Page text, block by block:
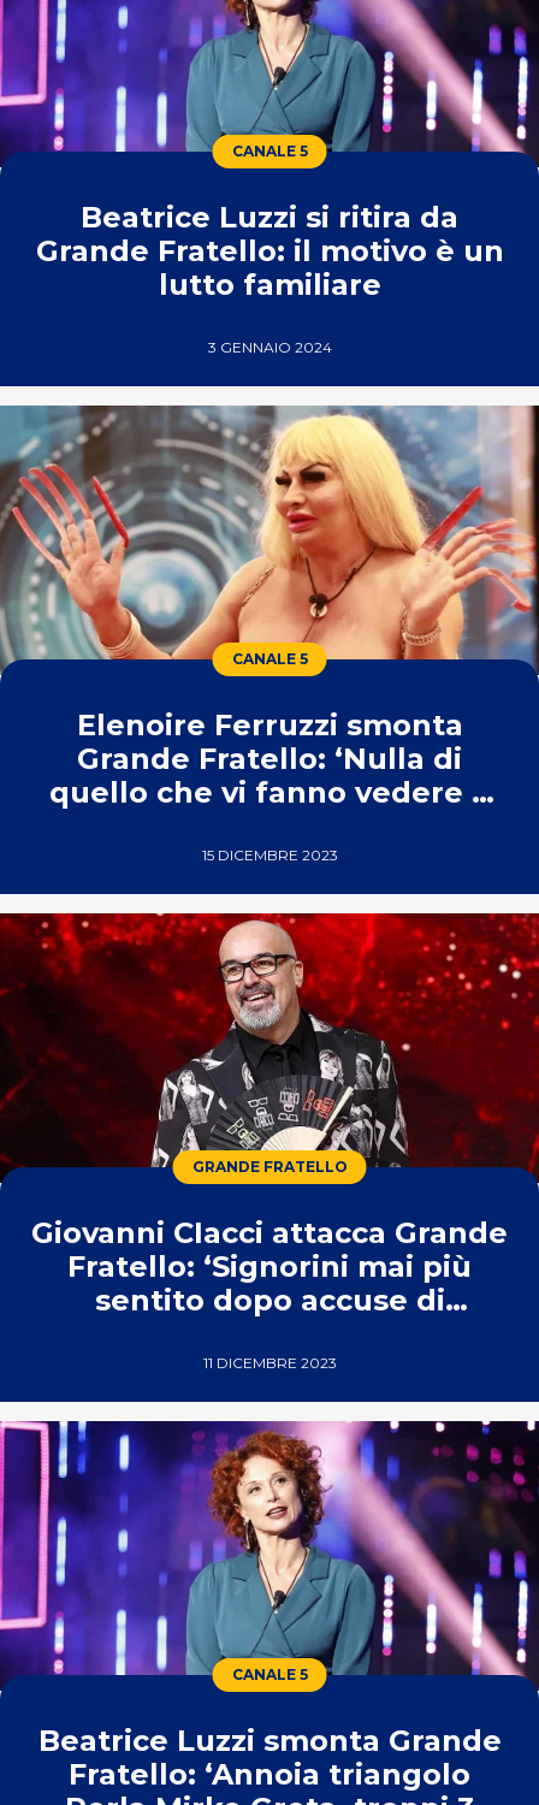
CANALE 5
Beatrice Luzzi si ritira da
Grande Fratello: il motivo è un
lutto familiare
3 GENNAIO 2024
CANALE 5
Elenoire Ferruzzi smonta
Grande Fratello: ‘Nulla di
quello che vi fanno vedere è
15 DICEMBRE 2023
GRANDE FRATELLO
Giovanni CIacci attacca Grande
Fratello: ‘Signorini mai più
sentito dopo accuse di
11 DICEMBRE 2023
CANALE 5
Beatrice Luzzi smonta Grande
Fratello: ‘Annoia triangolo